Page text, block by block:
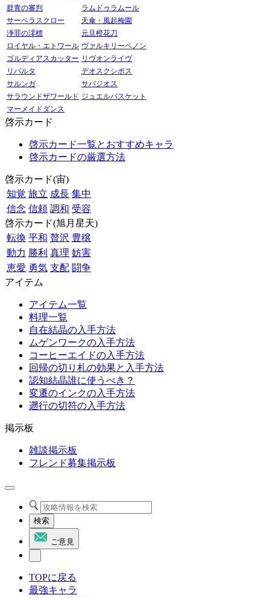
群青の審判
ラムドゥラムール
サーベラスクロー
天傘・風起梅園
浄罪の澪標
元旦橙花刀
ロイヤル・エトワール ヴァルキリーペノン
ゴルディアスカッター リヴオンライヴ
リバルタ
デオスクシポス
サルンガ
サバジオス
サラウンドザワールド ジュエルバスケット
マーメイドダンス
啓示カード
啓示カード一覧とおすすめキャラ
啓示カードの厳選方法
啓示カード(宙)
知覚 旅立 成長 集中
信念 信頼 調和 受容
啓示カード(旭月星天)
転換 平和 贅沢 豊穣
動力 勝利 真理 妨害
恵愛 勇気 支配 闘争
アイテム
アイテム一覧
料理一覧
自在結晶の入手方法
ムゲンワークの入手方法
コーヒーエイドの入手方法
回帰の切り札の効果と入手方法
認知結晶誰に使うべき？
変遷のインクの入手方法
遡行の切符の入手方法
掲示板
雑談掲示板
フレンド募集掲示板
検索
ご意見
TOPに戻る
最強キャラ